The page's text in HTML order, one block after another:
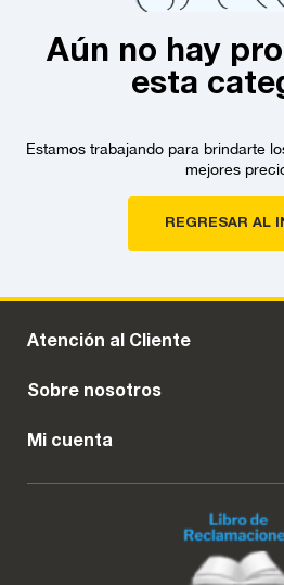
Aún no hay
esta
Estamos trabajando para brindarte
mejores
REGRESAR AL
Atención al Cliente
Sobre nosotros
Mi cuenta